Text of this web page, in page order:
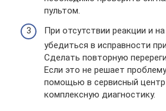
пультом.
При отсутствии реакции и
убедиться в исправности
Сделать повторную
Если это не решает
помощью в сервисный центр
комплексную диагностику.